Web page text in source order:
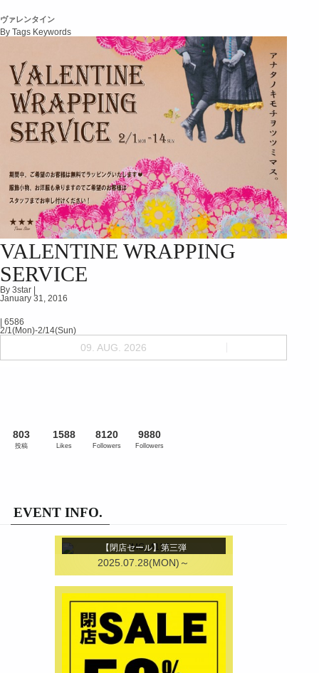
ヴァレンタイン
By Tags Keywords
VALENTINE WRAPPING
SERVICE
By 3star |
January 31, 2016
6586
2/1(Mon)-2/14(Sun)
09. AUG. 2026
803
投稿
1588
Likes
8120
Followers
9880
Followers
EVENT INFO.
【閉店セール】第三弾
2025.07.28(MON)～